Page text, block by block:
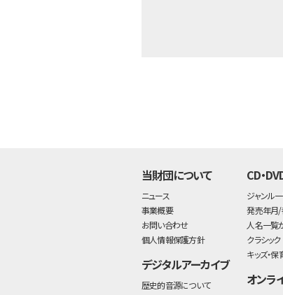
当財団について
ニュース
事業概要
お問い合わせ
個人情報保護方針
デジタルアーカイブ
歴史的音源について
CD・
ジャンル
発売年月/
人名一覧
クラシック
キッズ・
オンラ